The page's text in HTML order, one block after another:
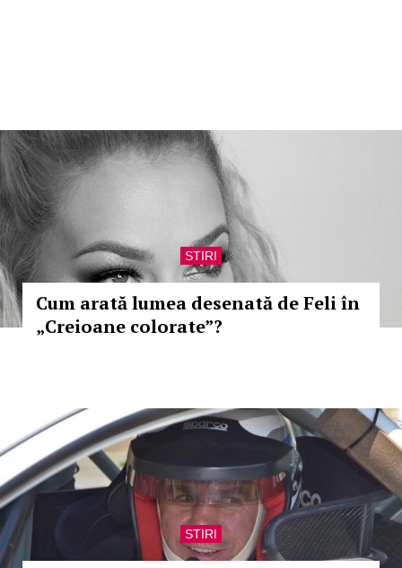
STIRI
Cum arată lumea desenată de Feli în
„Creioane colorate”?
STIRI